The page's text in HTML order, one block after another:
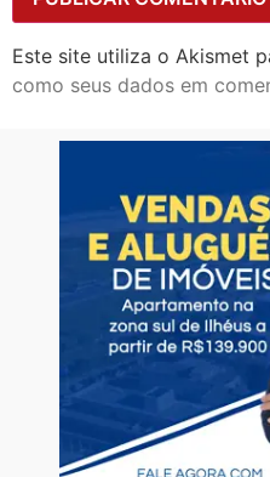
Este site utiliza o Akismet
como seus dados em